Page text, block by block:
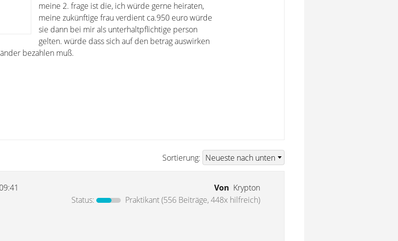
meine 2. frage ist die, ich würde gerne heiraten,
meine zukünftige frau verdient ca.950 euro würde
sie dann bei mir als unterhaltpflichtige person
gelten. würde dass sich auf den betrag auswirken
bezahlen muß.
Sortierung:
Von Krypton
Status:
Praktikant(556 Beiträge, 448x hilfreich)